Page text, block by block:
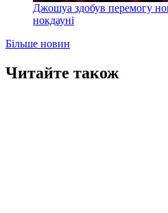
Джошуа здобув перемогу
нокдауні
Більше новин
Читайте також